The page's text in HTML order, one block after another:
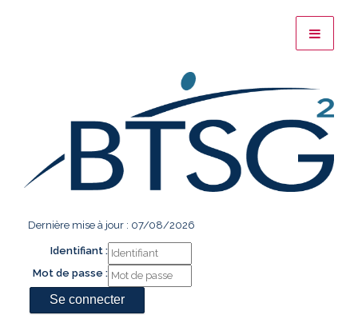
Dernière mise à jour : 07/08/2026
Identifiant :
Mot de passe :